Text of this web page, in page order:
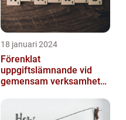
18 januari 2024
Förenklat
uppgiftslämnande vid
gemensam verksamhet